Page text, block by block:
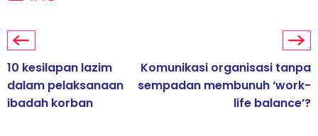
10 kesilapan lazim
dalam pelaksanaan
ibadah korban
Komunikasi organisasi tanpa
sempadan membunuh ‘work-
life balance’?